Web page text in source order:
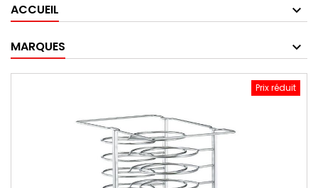
ACCUEIL
MARQUES
Prix réduit